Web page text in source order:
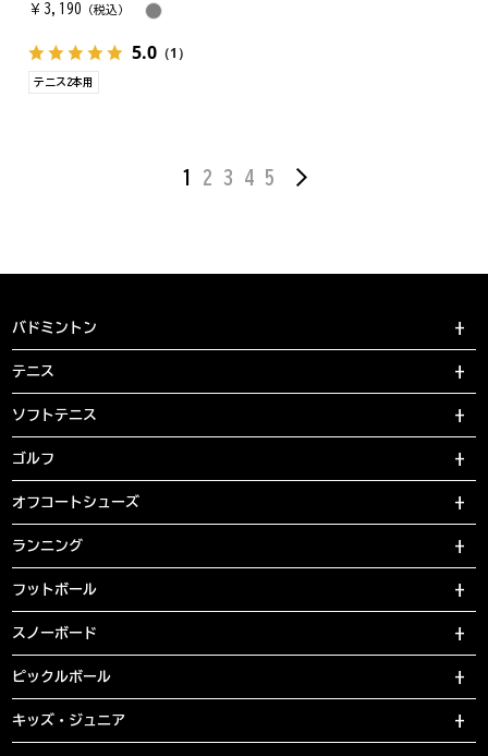
￥ 3,190 （税込）
5.0 （1）
テニス2本用
1 2 3 4 5
バドミントン
テニス
ソフトテニス
ゴルフ
オフコートシューズ
ランニング
フットボール
スノーボード
ピックルボール
キッズ・ジュニア